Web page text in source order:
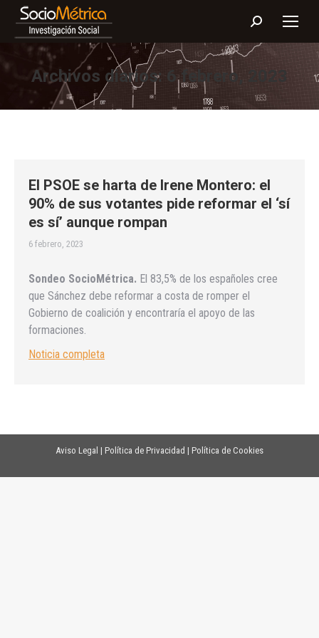
Buscar:
Archivos diarios: 6 febrero, 2023
El PSOE se harta de Irene Montero: el
90% de sus votantes pide reformar el ‘sí
es sí’ aunque rompan
6 febrero, 2023
Sondeo SocioMétrica. El 83,5% de los españoles cree
que Sánchez debe reformar a costa de romper el
Gobierno de coalición y encontraría el apoyo de las
formaciones.
Noticia completa
Aviso Legal | Política de Privacidad | Política de Cookies